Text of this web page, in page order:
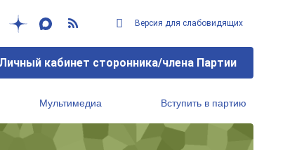
Версия для слабовидящих
Личный кабинет сторонника/члена Партии
Мультимедиа Вступить в партию